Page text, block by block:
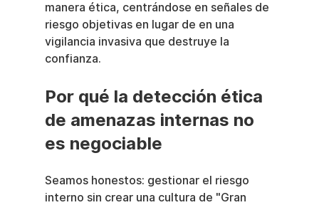
manera ética, centrándose en señales de
riesgo objetivas en lugar de en una
vigilancia invasiva que destruye la
confianza.
Por qué la detección ética
de amenazas internas no
es negociable
Seamos honestos: gestionar el riesgo
interno sin crear una cultura de "Gran